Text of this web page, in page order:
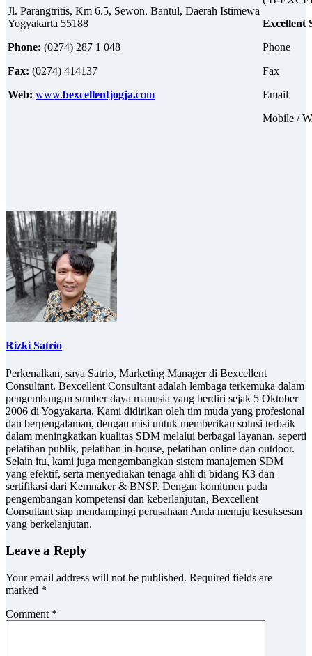
Jl. Parangtritis, Km 6.5, Sewon, Bantul, Daerah Istimewa
Yogyakarta 55188
Phone: (0274) 287 1 048
Fax: (0274) 414137
Web: www.bexcellentjogja.com
Excellent
Fax :
Mobile /
Rizki Satrio
Perkenalkan, saya Satrio, Marketing Manager di Bexcellent
Consultant. Bexcellent Consultant adalah lembaga terkemuka dalam
pengembangan sumber daya manusia yang berdiri sejak 5 Oktober
2006 di Yogyakarta. Kami didirikan oleh tim muda yang profesional
dan berpengalaman, dengan misi untuk memberikan solusi terbaik
dalam meningkatkan kualitas SDM melalui berbagai layanan, seperti
pelatihan publik, pelatihan in-house, pelatihan online dan outdoor.
Selain itu, kami juga mengembangkan sistem manajemen SDM
yang efektif, serta menyediakan tenaga ahli di bidang K3 dan
sertifikasi dari Kemnaker & BNSP. Dengan komitmen pada
pengembangan kompetensi dan keberlanjutan, Bexcellent
Consultant siap mendampingi perusahaan Anda menuju kesuksesan
yang berkelanjutan.
Leave a Reply
Your email address will not be published. Required fields are
marked *
Comment *